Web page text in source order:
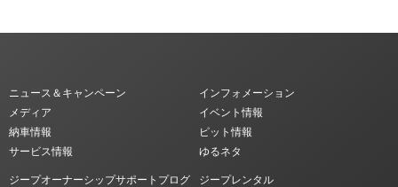
ニュース＆キャンペーン
インフォメーション
メディア
イベント情報
納車情報
ピット情報
サービス情報
ゆるネタ
ジープオーナーシップサポートプログ
ジープレンタル